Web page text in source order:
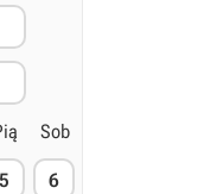
Sob
5 6